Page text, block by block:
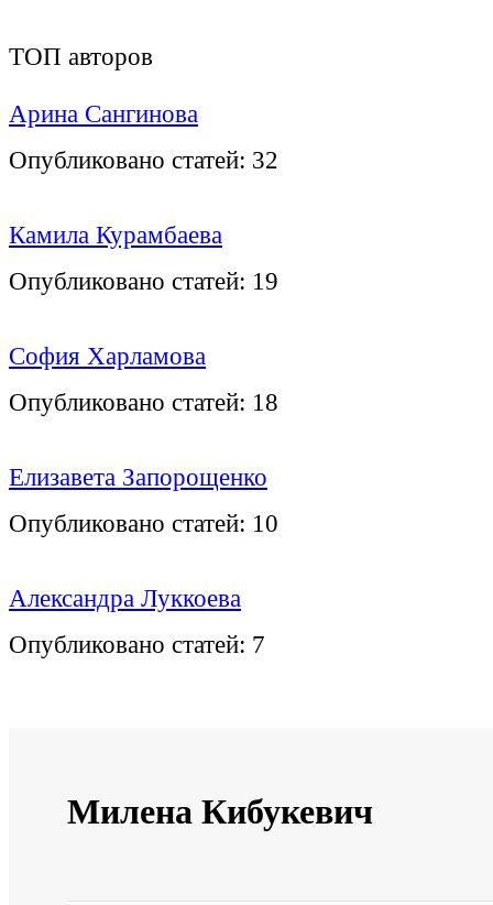
ТОП авторов
Арина Сангинова
Опубликовано статей: 32
Камила Курамбаева
Опубликовано статей: 19
София Харламова
Опубликовано статей: 18
Елизавета Запорощенко
Опубликовано статей: 10
Александра Луккоева
Опубликовано статей: 7
Милена Кибукевич